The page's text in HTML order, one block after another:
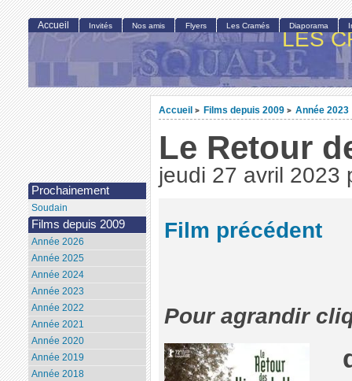
LES
Accueil > Films depuis 2009 > Année 2023
Le Retour
jeudi 27 avril 2023
Film précédent
Pour agrandir
Accueil Invités Nos amis Flyers Les Cramés Diaporama
Prochainement
Soudain
Films depuis 2009
Année 2026
Année 2025
Année 2024
Année 2023
Année 2022
Année 2021
Année 2020
Année 2019
Année 2018